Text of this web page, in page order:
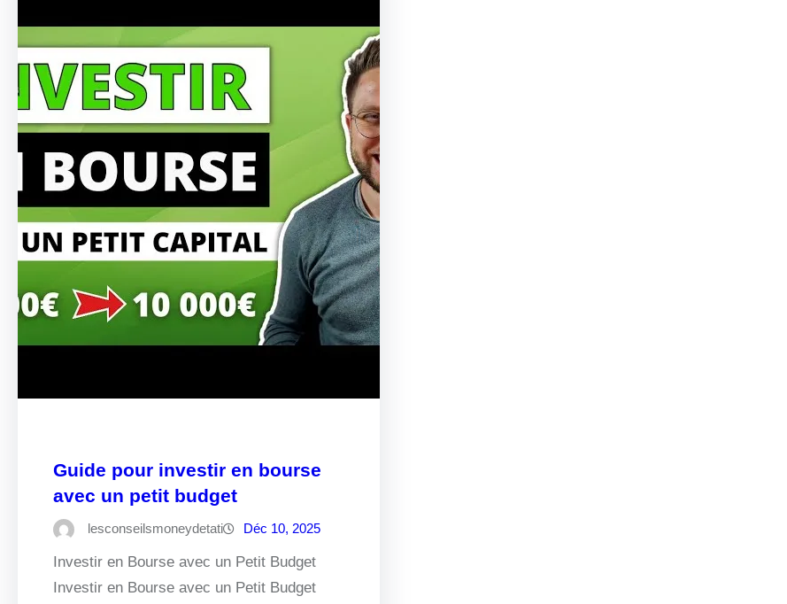
Guide pour investir en bourse
avec un petit budget
lesconseilsmoneydetati Déc 10, 2025
Investir en Bourse avec un Petit Budget
Investir en Bourse avec un Petit Budget